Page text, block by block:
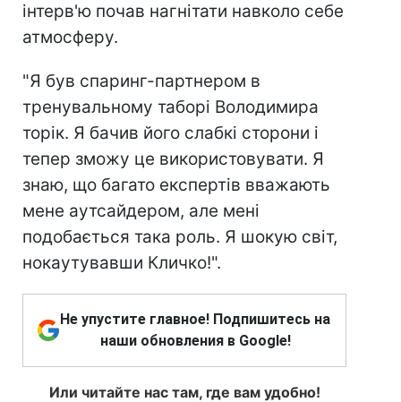
інтерв'ю почав нагнітати навколо себе
атмосферу.
"Я був спаринг-партнером в
тренувальному таборі Володимира
торік. Я бачив його слабкі сторони і
тепер зможу це використовувати. Я
знаю, що багато експертів вважають
мене аутсайдером, але мені
подобається така роль. Я шокую світ,
нокаутувавши Кличко!".
Не упустите главное! Подпишитесь на
наши обновления в Google!
Или читайте нас там, где вам удобно!